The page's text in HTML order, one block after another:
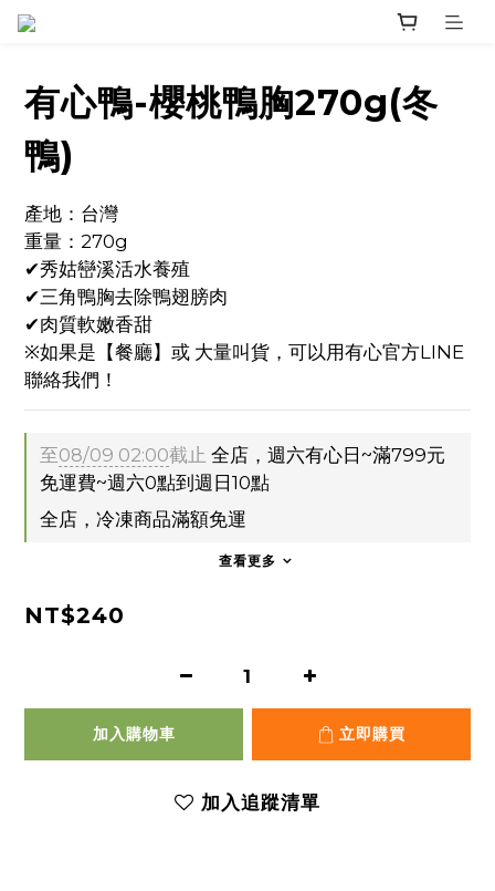
有心鴨-櫻桃鴨胸270g(冬
鴨)
產地：台灣
重量：270g
✔秀姑巒溪活水養殖
✔三角鴨胸去除鴨翅膀肉
✔肉質軟嫩香甜
※如果是【餐廳】或 大量叫貨，可以用有心官方LINE
聯絡我們！
至08/09 02:00截止 全店，週六有心日~滿799元
免運費~週六0點到週日10點
全店，冷凍商品滿額免運
查看更多
NT$240
加入購物車 立即購買
加入追蹤清單